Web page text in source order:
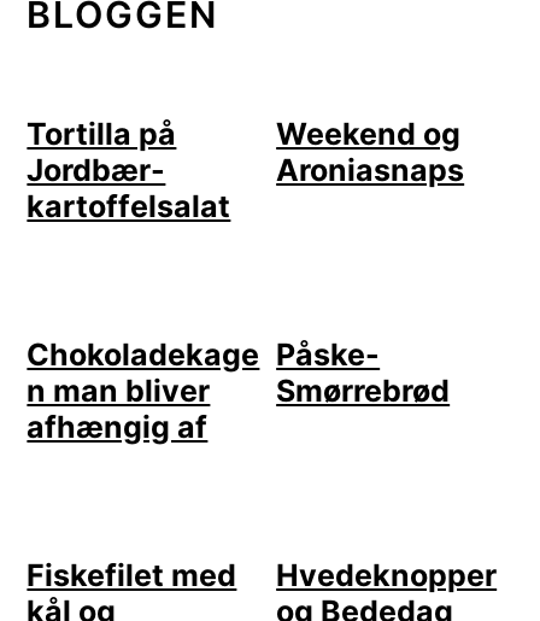
BLOGGEN
Tortilla på
Jordbær-
kartoffelsalat
Weekend og
Aroniasnaps
Chokoladekage
n man bliver
afhængig af
Påske-
Smørrebrød
Fiskefilet med
kål og
Hvedeknopper
og Bededag